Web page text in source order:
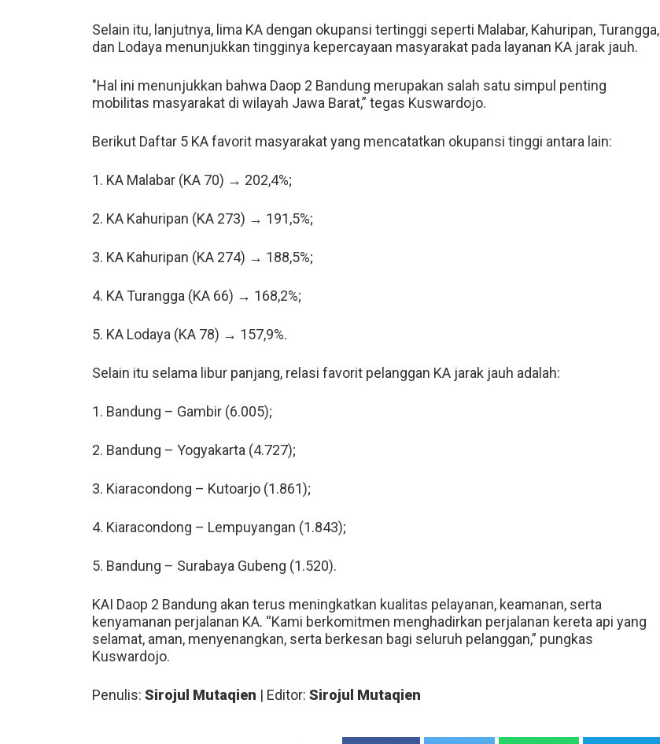
Selain itu, lanjutnya, lima KA dengan okupansi tertinggi seperti Malabar, Kahuripan, Turangga,
dan Lodaya menunjukkan tingginya kepercayaan masyarakat pada layanan KA jarak jauh.
"Hal ini menunjukkan bahwa Daop 2 Bandung merupakan salah satu simpul penting
mobilitas masyarakat di wilayah Jawa Barat,” tegas Kuswardojo.
Berikut Daftar 5 KA favorit masyarakat yang mencatatkan okupansi tinggi antara lain:
1. KA Malabar (KA 70) → 202,4%;
2. KA Kahuripan (KA 273) → 191,5%;
3. KA Kahuripan (KA 274) → 188,5%;
4. KA Turangga (KA 66) → 168,2%;
5. KA Lodaya (KA 78) → 157,9%.
Selain itu selama libur panjang, relasi favorit pelanggan KA jarak jauh adalah:
1. Bandung – Gambir (6.005);
2. Bandung – Yogyakarta (4.727);
3. Kiaracondong – Kutoarjo (1.861);
4. Kiaracondong – Lempuyangan (1.843);
5. Bandung – Surabaya Gubeng (1.520).
KAI Daop 2 Bandung akan terus meningkatkan kualitas pelayanan, keamanan, serta
kenyamanan perjalanan KA. “Kami berkomitmen menghadirkan perjalanan kereta api yang
selamat, aman, menyenangkan, serta berkesan bagi seluruh pelanggan,” pungkas
Kuswardojo.
Penulis: Sirojul Mutaqien | Editor: Sirojul Mutaqien